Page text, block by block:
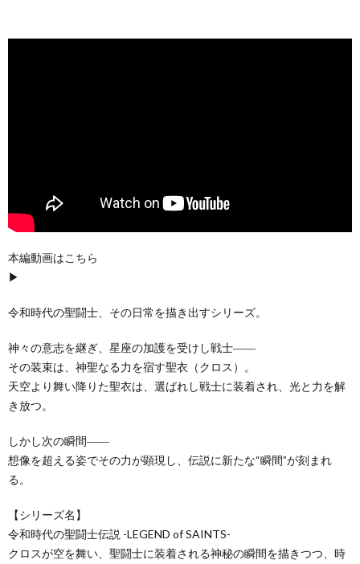
本編動画はこちら
▶
令和時代の聖闘士、その日常を描き出すシリーズ。
神々の意志を継ぎ、星座の加護を受けし戦士――
その装束は、神聖なる力を宿す聖衣（クロス）。
天空より舞い降りた聖衣は、選ばれし戦士に装着され、光と力を解
き放つ。
しかし次の瞬間――
想像を超える姿でその力が顕現し、伝説に新たな“瞬間”が刻まれ
る。
【シリーズ名】
令和時代の聖闘士伝説 -LEGEND of SAINTS-
クロスが空を舞い、聖闘士に装着される神秘の瞬間を描きつつ、時